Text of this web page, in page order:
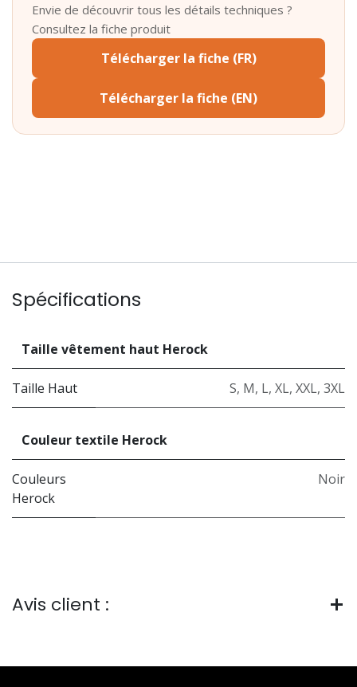
Envie de découvrir tous les détails techniques ?
Consultez la fiche produit
Télécharger la fiche (FR)
Télécharger la fiche (EN)
Spécifications
Taille vêtement haut Herock
Taille Haut S, M, L, XL, XXL, 3XL
Couleur textile Herock
Couleurs
Herock
Noir
Avis client :